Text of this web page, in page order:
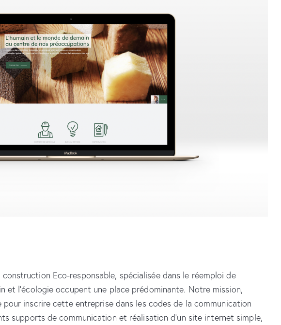
Eco-responsable, spécialisée dans le réemploi de
et l’écologie occupent une place prédominante. Notre mission,
pour inscrire cette entreprise dans les codes de la communication
supports de communication et réalisation d’un site internet simple,
hello@yellow.brussels
+32 (0)2 315 94 36